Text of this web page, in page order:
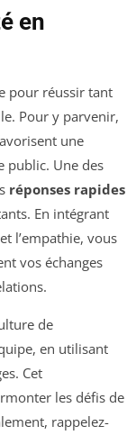
en
pour réussir tant
Pour y parvenir,
une
public. Une des
réponses rapides
En intégrant
et l’empathie, vous
vos échanges
de
en utilisant
Cet
les défis de
rappelez-